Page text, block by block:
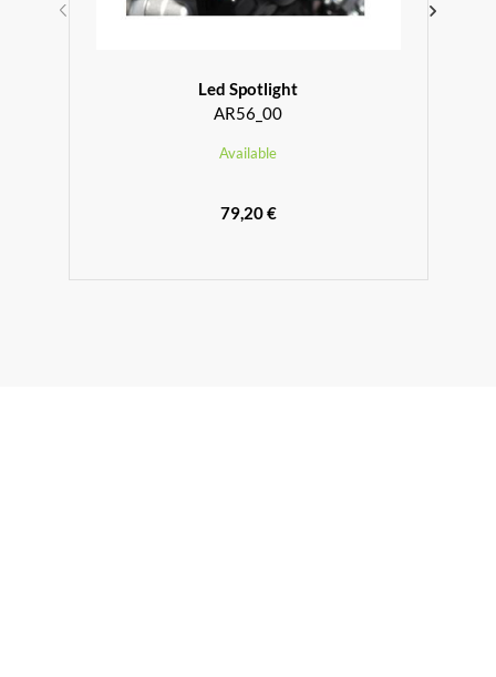
Led Spotlight
AR56_00
Available
79,20 €